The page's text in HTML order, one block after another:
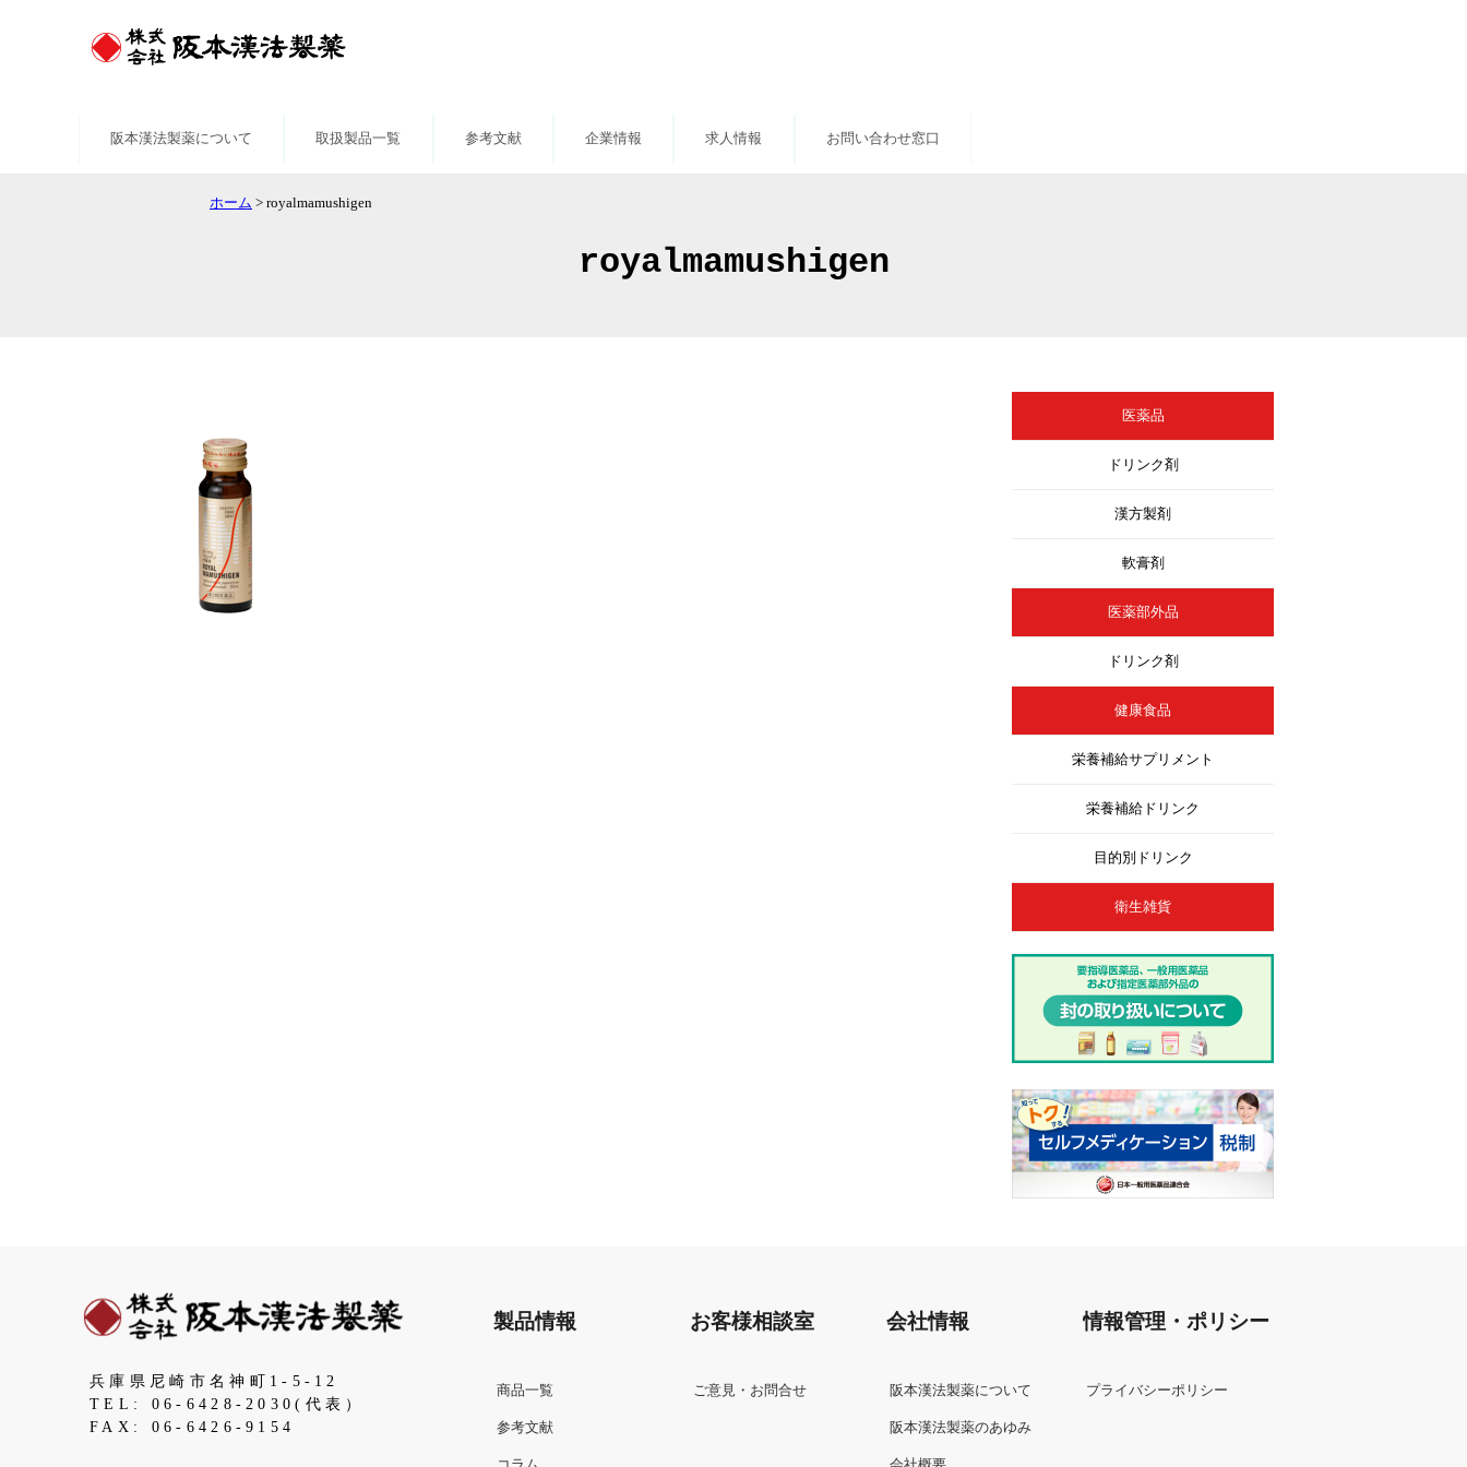
阪本漢法製薬について 取扱製品一覧 参考文献 企業情報 求人情報 お問い合わせ窓口
ホーム > royalmamushigen
royalmamushigen
医薬品
ドリンク剤
漢方製剤
軟膏剤
医薬部外品
ドリンク剤
健康食品
栄養補給サプリメント
栄養補給ドリンク
目的別ドリンク
衛生雑貨
兵庫県尼崎市名神町1-5-12
TEL: 06-6428-2030(代表）
FAX: 06-6426-9154
製品情報
商品一覧
参考文献
お客様相談室
ご意見・お問合せ
会社情報
阪本漢法製薬について
阪本漢法製薬のあゆみ
情報管理・ポリシー
プライバシーポリシー